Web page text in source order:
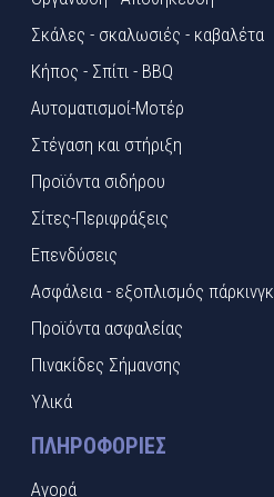
Σκάλες - σκαλωσιές - καβαλέτα
Κήπος - Σπίτι - BBQ
Αυτοματισμοί-Μοτέρ
Στέγαση και στήριξη
Προϊόντα σιδήρου
Σίτες-Περιφράξεις
Επενδύσεις
Ασφάλεια - εξοπλισμός πάρκινγκ
Προϊόντα ασφαλείας
Πινακίδες Σήμανσης
Υλικά
ΠΛΗΡΟΦΟΡΊΕΣ
Αγορά